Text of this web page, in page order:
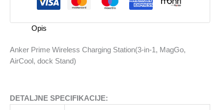
MagGo,
AirCool,
dock
Stand)
Opis
Anker Prime Wireless Charging Station(3-in-1, MagGo,
AirCool, dock Stand)
DETALJNE SPECIFIKACIJE: